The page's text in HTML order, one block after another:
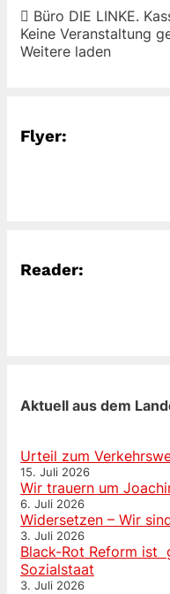
Büro DIE LINKE.
Keine Veranstaltung
Weitere laden
Flyer:
Reader:
Aktuell aus dem
Urteil zum
15. Juli 2026
Wir trauern um
6. Juli 2026
Widersetzen – Wir
3. Juli 2026
Black-Rot Reform ist
Sozialstaat
3. Juli 2026